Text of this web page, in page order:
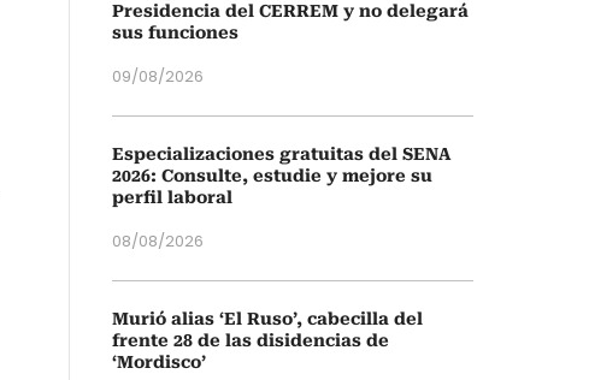
Presidencia del CERREM y no delegará
sus funciones
09/08/2026
Especializaciones gratuitas del SENA
2026: Consulte, estudie y mejore su
perfil laboral
08/08/2026
Murió alias ‘El Ruso’, cabecilla del
frente 28 de las disidencias de
‘Mordisco’